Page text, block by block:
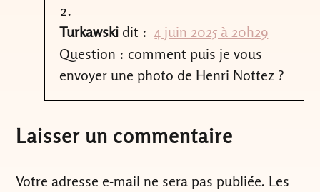
Turkawski dit : 4 juin 2025 à 20h29
Question : comment puis je vous
envoyer une photo de Henri Nottez ?
Laisser un commentaire
Votre adresse e-mail ne sera pas publiée. Les